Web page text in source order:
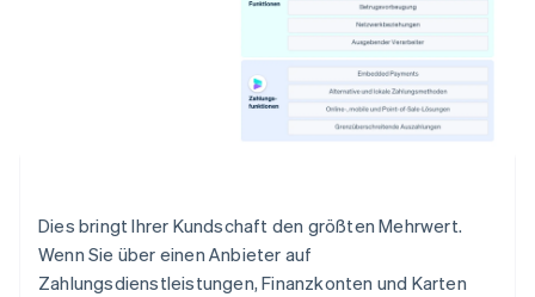
Dies bringt Ihrer Kundschaft den größten Mehrwert.
Wenn Sie über einen Anbieter auf
Zahlungsdienstleistungen, Finanzkonten und Karten